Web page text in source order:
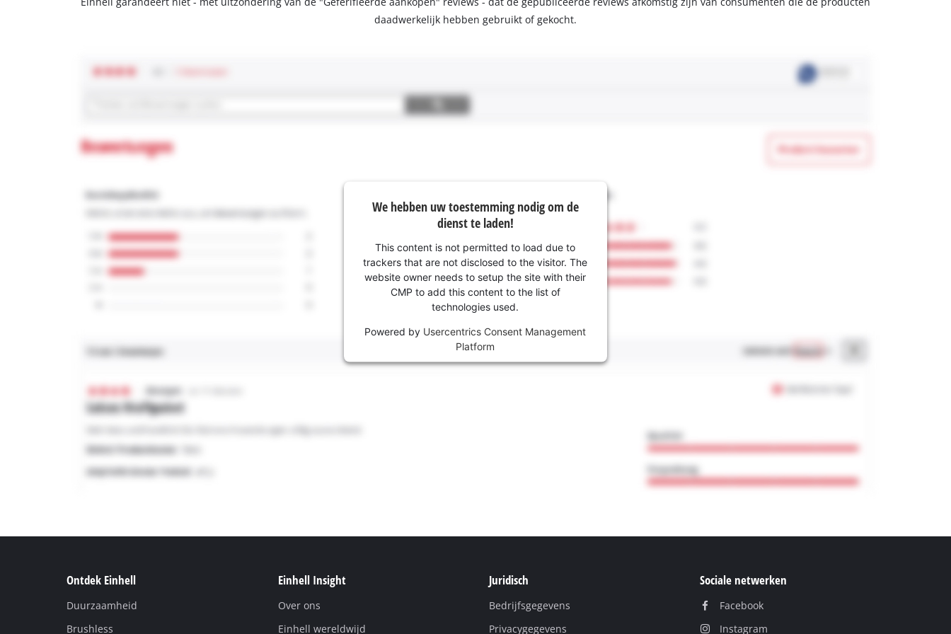
daadwerkelijk hebben gebruikt of gekocht.
We hebben uw toestemming nodig om de
dienst te laden!
This content is not permitted to load due to
trackers that are not disclosed to the visitor. The
website owner needs to setup the site with their
CMP to add this content to the list of
technologies used.
Powered by Usercentrics Consent Management
Platform
Ontdek Einhell
Duurzaamheid
Brushless
Einhell Insight
Over ons
Einhell wereldwijd
Juridisch
Bedrijfsgegevens
Privacygegevens
Sociale netwerken
Facebook
Instagram